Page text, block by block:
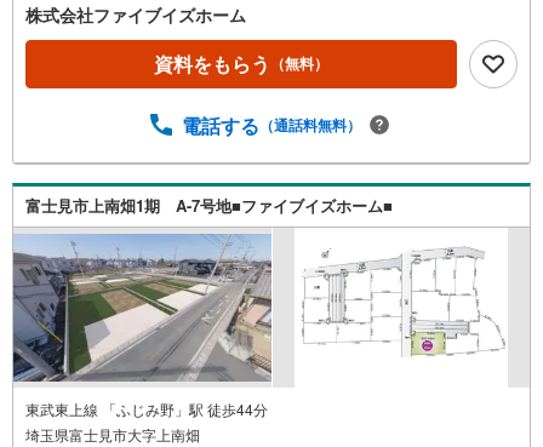
株式会社ファイブイズホーム
資料をもらう （無料）
電話する （通話料無料）
富士見市上南畑1期 A-7号地■ファイブイズホーム■
東武東上線 「ふじみ野」駅 徒歩44分
埼玉県富士見市大字上南畑